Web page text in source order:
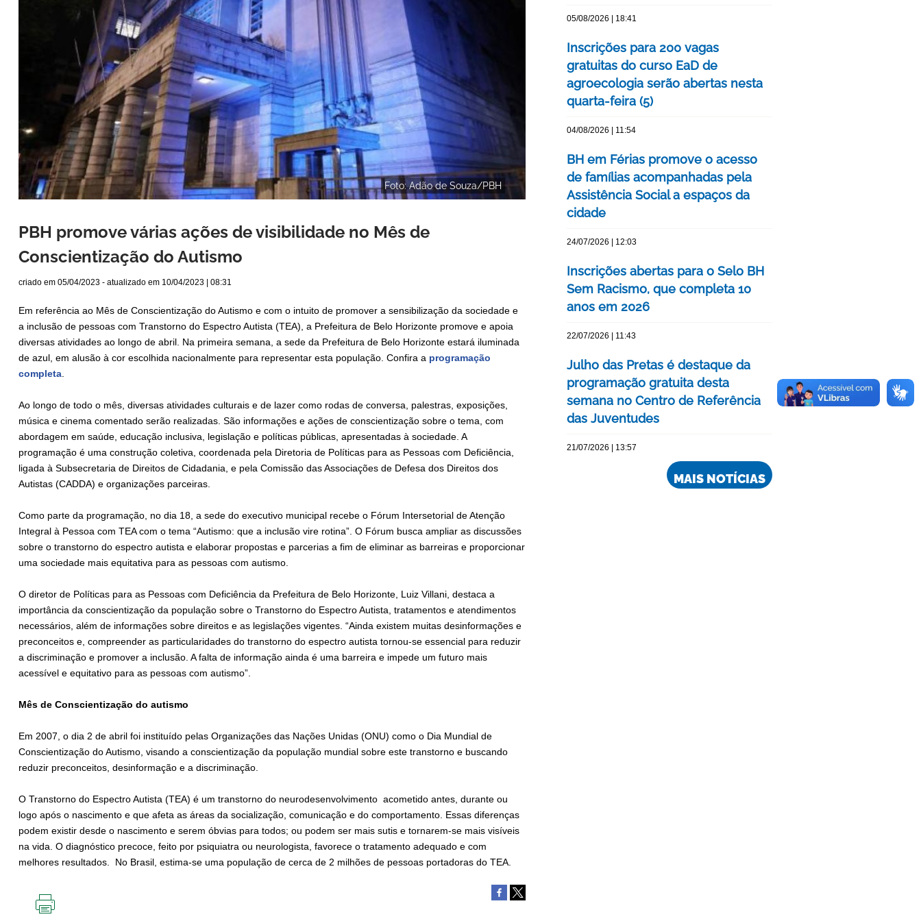
Foto: Adão de Souza/PBH
PBH promove várias ações de visibilidade no Mês de
Conscientização do Autismo
criado em 05/04/2023 - atualizado em 10/04/2023 | 08:31
Em referência ao Mês de Conscientização do Autismo e com o intuito de promover a sensibilização da sociedade e
a inclusão de pessoas com Transtorno do Espectro Autista (TEA), a Prefeitura de Belo Horizonte promove e apoia
diversas atividades ao longo de abril. Na primeira semana, a sede da Prefeitura de Belo Horizonte estará iluminada
de azul, em alusão à cor escolhida nacionalmente para representar esta população. Confira a programação
completa.
Ao longo de todo o mês, diversas atividades culturais e de lazer como rodas de conversa, palestras, exposições,
música e cinema comentado serão realizadas. São informações e ações de conscientização sobre o tema, com
abordagem em saúde, educação inclusiva, legislação e políticas públicas, apresentadas à sociedade. A
programação é uma construção coletiva, coordenada pela Diretoria de Políticas para as Pessoas com Deficiência,
ligada à Subsecretaria de Direitos de Cidadania, e pela Comissão das Associações de Defesa dos Direitos dos
Autistas (CADDA) e organizações parceiras.
Como parte da programação, no dia 18, a sede do executivo municipal recebe o Fórum Intersetorial de Atenção
Integral à Pessoa com TEA com o tema “Autismo: que a inclusão vire rotina”. O Fórum busca ampliar as discussões
sobre o transtorno do espectro autista e elaborar propostas e parcerias a fim de eliminar as barreiras e proporcionar
uma sociedade mais equitativa para as pessoas com autismo.
O diretor de Políticas para as Pessoas com Deficiência da Prefeitura de Belo Horizonte, Luiz Villani, destaca a
importância da conscientização da população sobre o Transtorno do Espectro Autista, tratamentos e atendimentos
necessários, além de informações sobre direitos e as legislações vigentes. “Ainda existem muitas desinformações e
preconceitos e, compreender as particularidades do transtorno do espectro autista tornou-se essencial para reduzir
a discriminação e promover a inclusão. A falta de informação ainda é uma barreira e impede um futuro mais
acessível e equitativo para as pessoas com autismo”.
Mês de Conscientização do autismo
Em 2007, o dia 2 de abril foi instituído pelas Organizações das Nações Unidas (ONU) como o Dia Mundial de
Conscientização do Autismo, visando a conscientização da população mundial sobre este transtorno e buscando
reduzir preconceitos, desinformação e a discriminação.
O Transtorno do Espectro Autista (TEA) é um transtorno do neurodesenvolvimento acometido antes, durante ou
logo após o nascimento e que afeta as áreas da socialização, comunicação e do comportamento. Essas diferenças
podem existir desde o nascimento e serem óbvias para todos; ou podem ser mais sutis e tornarem-se mais visíveis
na vida. O diagnóstico precoce, feito por psiquiatra ou neurologista, favorece o tratamento adequado e com
melhores resultados. No Brasil, estima-se uma população de cerca de 2 milhões de pessoas portadoras do TEA.
05/08/2026 | 18:41
Inscrições para 200 vagas
gratuitas do curso EaD de
agroecologia serão abertas nesta
quarta-feira (5)
04/08/2026 | 11:54
BH em Férias promove o acesso
de famílias acompanhadas pela
Assistência Social a espaços da
cidade
24/07/2026 | 12:03
Inscrições abertas para o Selo BH
Sem Racismo, que completa 10
anos em 2026
22/07/2026 | 11:43
Julho das Pretas é destaque da
programação gratuita desta
semana no Centro de Referência
das Juventudes
21/07/2026 | 13:57
MAIS NOTÍCIAS